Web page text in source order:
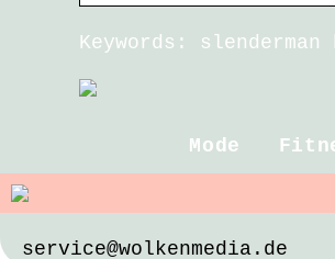
Keywords:
Mode
service@wolkenmedia.de